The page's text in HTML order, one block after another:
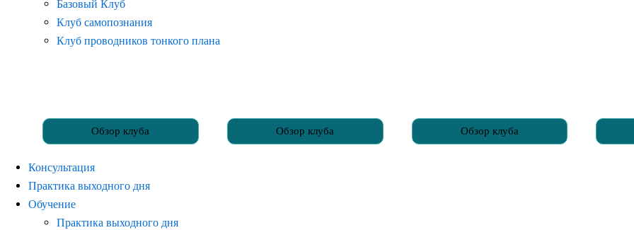
Базовый Клуб
Клуб самопознания
Клуб проводников тонкого плана
Обзор клуба Обзор клуба Обзор клуба
Консультация
Практика выходного дня
Обучение
Практика выходного дня